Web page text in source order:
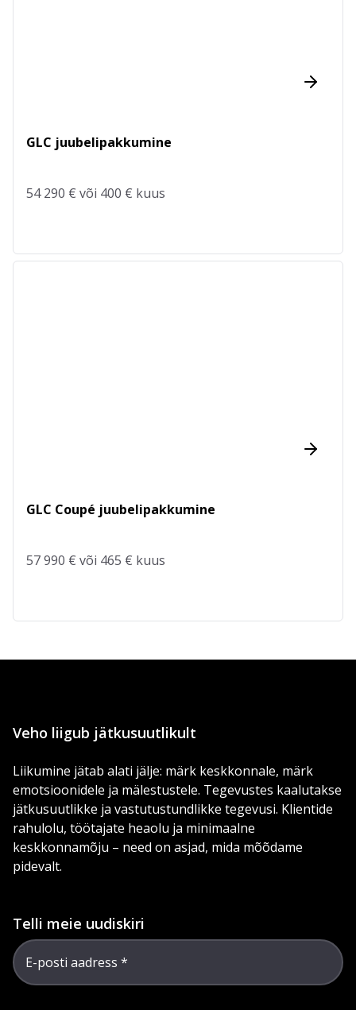
GLC juubelipakkumine
54 290 € või 400 € kuus
GLC Coupé juubelipakkumine
57 990 € või 465 € kuus
Veho liigub jätkusuutlikult
Liikumine jätab alati jälje: märk keskkonnale, märk
emotsioonidele ja mälestustele. Tegevustes kaalutakse
jätkusuutlikke ja vastutustundlikke tegevusi. Klientide
rahulolu, töötajate heaolu ja minimaalne
keskkonnamõju – need on asjad, mida mõõdame
pidevalt.
Telli meie uudiskiri
E-posti aadress